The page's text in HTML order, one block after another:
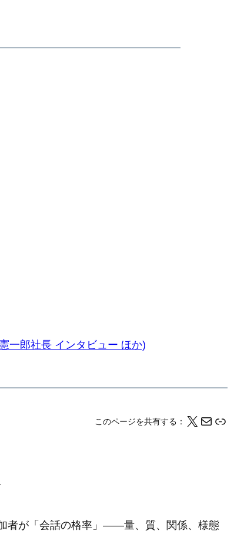
一郎社長 インタビュー ほか)
このページを共有する： X メール このページの情報をクリップボードにコピーする
者が「会話の格率」――量、質、関係、様態